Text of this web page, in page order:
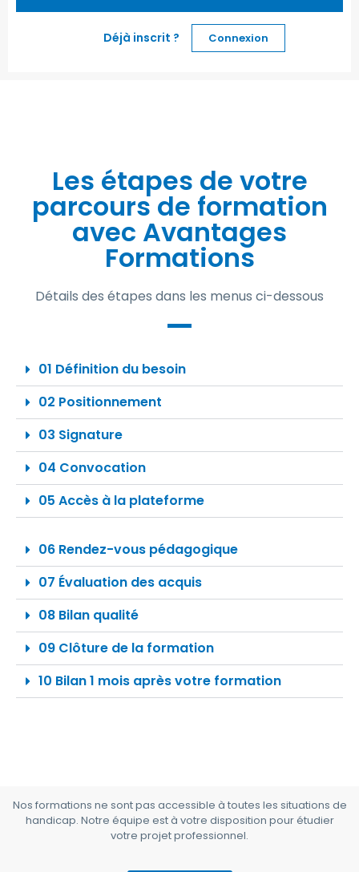
Déjà inscrit ? Connexion
Les étapes de votre
parcours de formation
avec Avantages
Formations
Détails des étapes dans les menus ci-dessous
01 Définition du besoin
02 Positionnement
03 Signature
04 Convocation
05 Accès à la plateforme
06 Rendez-vous pédagogique
07 Évaluation des acquis
08 Bilan qualité
09 Clôture de la formation
10 Bilan 1 mois après votre formation
Nos formations ne sont pas accessible à toutes les situations de
handicap. Notre équipe est à votre disposition pour étudier
votre projet professionnel.